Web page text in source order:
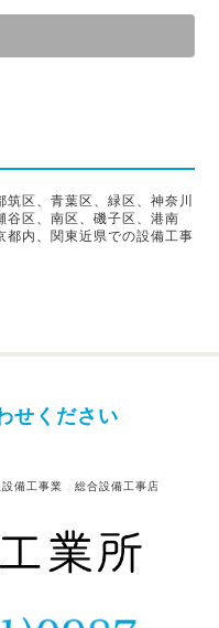
区、青葉区、緑区、神奈川
谷区、南区、磯子区、港南
都内、関東近県での設備工事
せください
備工事業 総合設備工事店